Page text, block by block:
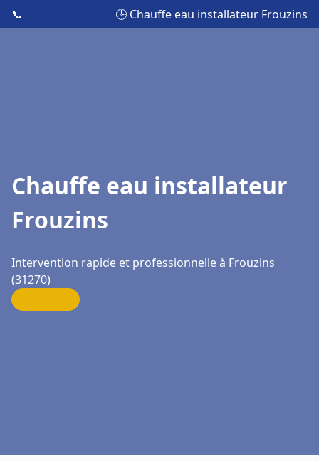
📞 🕒 Chauffe eau installateur Frouzins
Chauffe eau installateur
Frouzins
Intervention rapide et professionnelle à Frouzins
(31270)